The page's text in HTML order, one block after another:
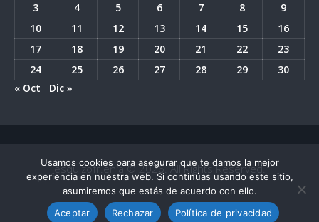
3
4 5 6 7 8
9
10
11 12 13 14 15
16
17
18 19 20 21 22
23
24
25 26 27 28 29
30
« Oct
Dic »
esquizofr.enia © 2026. All Rights Reserved.
Usamos cookies para asegurar que te damos la mejor
experiencia en nuestra web. Si continúas usando este sitio,
asumiremos que estás de acuerdo con ello.
Aceptar
Rechazar Política de privacidad